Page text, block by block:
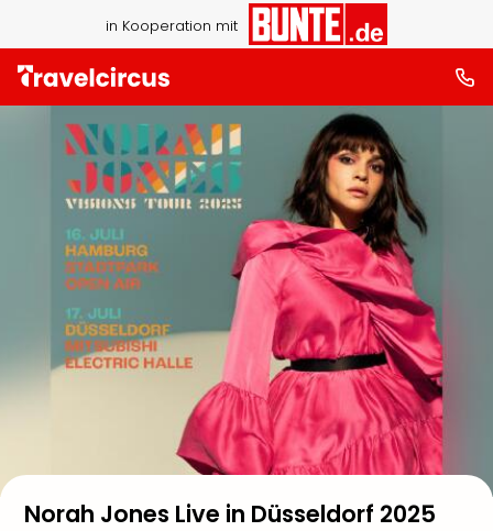
in Kooperation mit
Norah Jones Live in Düsseldorf 2025